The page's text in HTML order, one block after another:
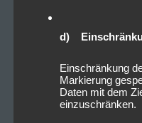
d)
Einschränkung
Markierung
Daten mit dem
einzuschränken.